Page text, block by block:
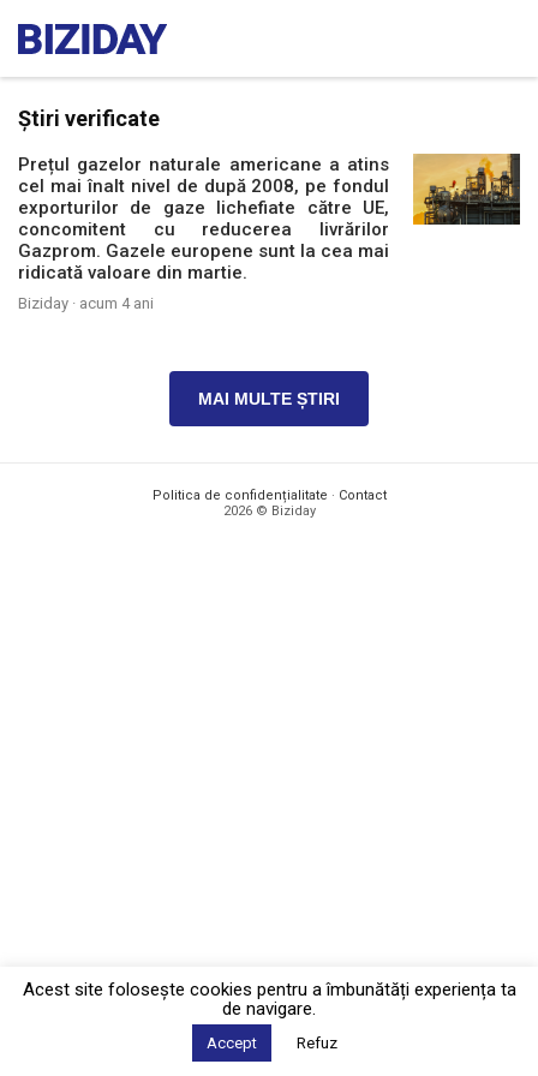
Știri verificate
Prețul gazelor naturale americane a atins
cel mai înalt nivel de după 2008, pe fondul
exporturilor de gaze lichefiate către UE,
concomitent cu reducerea livrărilor
Gazprom. Gazele europene sunt la cea mai
ridicată valoare din martie.
Biziday · acum 4 ani
MAI MULTE ȘTIRI
Politica de confidențialitate · Contact
2026 © Biziday
Acest site foloseşte cookies pentru a îmbunătăți experiența ta
de navigare.
Accept Refuz